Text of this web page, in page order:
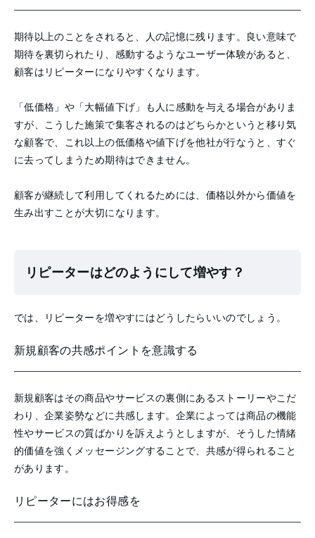
期待以上のことをされると、人の記憶に残ります。良い意味で
期待を裏切られたり、感動するようなユーザー体験があると、
顧客はリピーターになりやすくなります。
「低価格」や「大幅値下げ」も人に感動を与える場合がありま
すが、こうした施策で集客されるのはどちらかというと移り気
な顧客で、これ以上の低価格や値下げを他社が行なうと、すぐ
に去ってしまうため期待はできません。
顧客が継続して利用してくれるためには、価格以外から価値を
生み出すことが大切になります。
リピーターはどのようにして増やす？
では、リピーターを増やすにはどうしたらいいのでしょう。
新規顧客の共感ポイントを意識する
新規顧客はその商品やサービスの裏側にあるストーリーやこだ
わり、企業姿勢などに共感します。企業によっては商品の機能
性やサービスの質ばかりを訴えようとしますが、そうした情緒
的価値を強くメッセージングすることで、共感が得られること
があります。
リピーターにはお得感を